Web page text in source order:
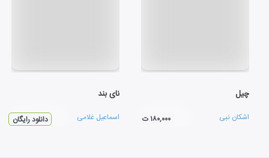
چیل
اشکان نبی ۱۸۰,۰۰۰ ت
نای بند
اسماعیل غلامی دانلود رایگان